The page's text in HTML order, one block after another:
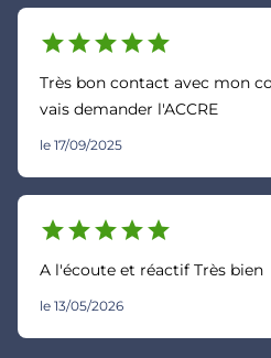
starstarstarstarstar
Très bon contact avec mon
vais demander l'ACCRE
le 17/09/2025
starstarstarstarstar
A l'écoute et réactif Très bien
le 13/05/2026